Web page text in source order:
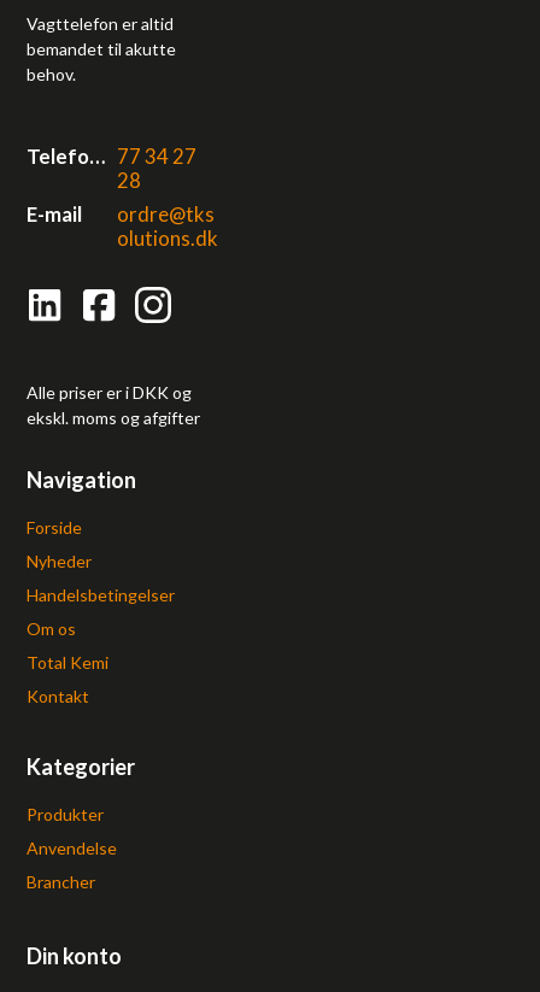
Vagttelefon er altid
bemandet til akutte
behov.
Telefonnr. 77 34 27
28
E-mail
ordre@tks
olutions.dk
Alle priser er i DKK og
ekskl. moms og afgifter
Navigation
Forside
Nyheder
Handelsbetingelser
Om os
Total Kemi
Kontakt
Kategorier
Produkter
Anvendelse
Brancher
Din konto